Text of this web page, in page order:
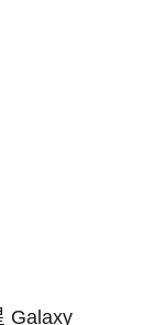
Galaxy